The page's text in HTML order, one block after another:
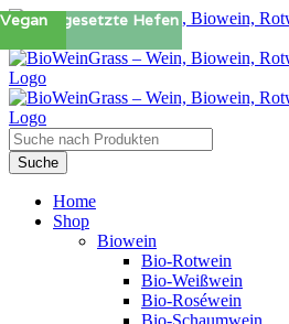
Zum
springen
Products
search
Suche
Home
Shop
Biowein
Bio-Rotwein
Bio-Weißwein
Bio-Roséwein
Bio-Schaumwein
Ohne zugesetzte Hefen
Vegan